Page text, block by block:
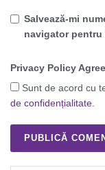
Salvează-mi
navigator pentru
Privacy Policy
Sunt de acord cu
de confidențialitate.